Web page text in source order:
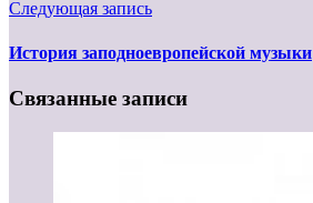
Следующая запись
История заподноевропейской музыки
Связанные записи